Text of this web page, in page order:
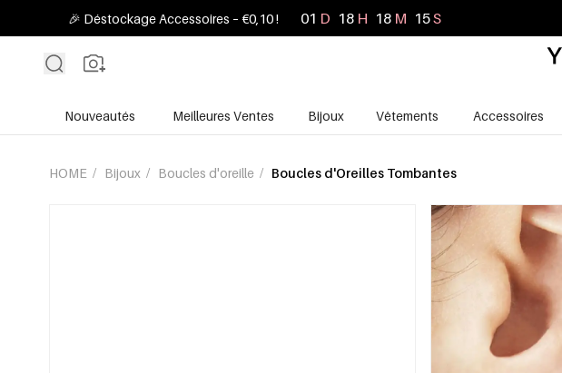
🎉 Déstockage Accessoires – €0,10 ! 01 D 18 H 18 M 14S
Nouveautés Meilleures Ventes Bijoux Vêtements Accessoires
HOME / Bijoux / Boucles d'oreille / Boucles d'Oreilles Tombantes